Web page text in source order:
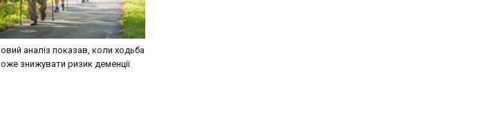
аналіз показав, коли ходьба
знижувати ризик деменції